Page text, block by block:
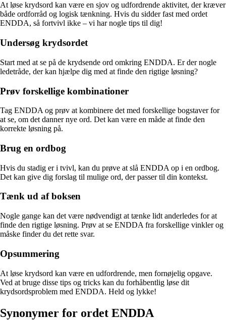
At løse krydsord kan være en sjov og udfordrende aktivitet, der kræver
både ordforråd og logisk tænkning. Hvis du sidder fast med ordet
ENDDA, så fortvivl ikke – vi har nogle tips til dig!
Undersøg krydsordet
Start med at se på de krydsende ord omkring ENDDA. Er der nogle
ledetråde, der kan hjælpe dig med at finde den rigtige løsning?
Prøv forskellige kombinationer
Tag ENDDA og prøv at kombinere det med forskellige bogstaver for
at se, om det danner nye ord. Det kan være en måde at finde den
korrekte løsning på.
Brug en ordbog
Hvis du stadig er i tvivl, kan du prøve at slå ENDDA op i en ordbog.
Det kan give dig forslag til mulige ord, der passer til din kontekst.
Tænk ud af boksen
Nogle gange kan det være nødvendigt at tænke lidt anderledes for at
finde den rigtige løsning. Prøv at se ENDDA fra forskellige vinkler og
måske finder du det rette svar.
Opsummering
At løse krydsord kan være en udfordrende, men fornøjelig opgave.
Ved at bruge disse tips og tricks kan du forhåbentlig løse dit
krydsordsproblem med ENDDA. Held og lykke!
Synonymer for ordet ENDDA